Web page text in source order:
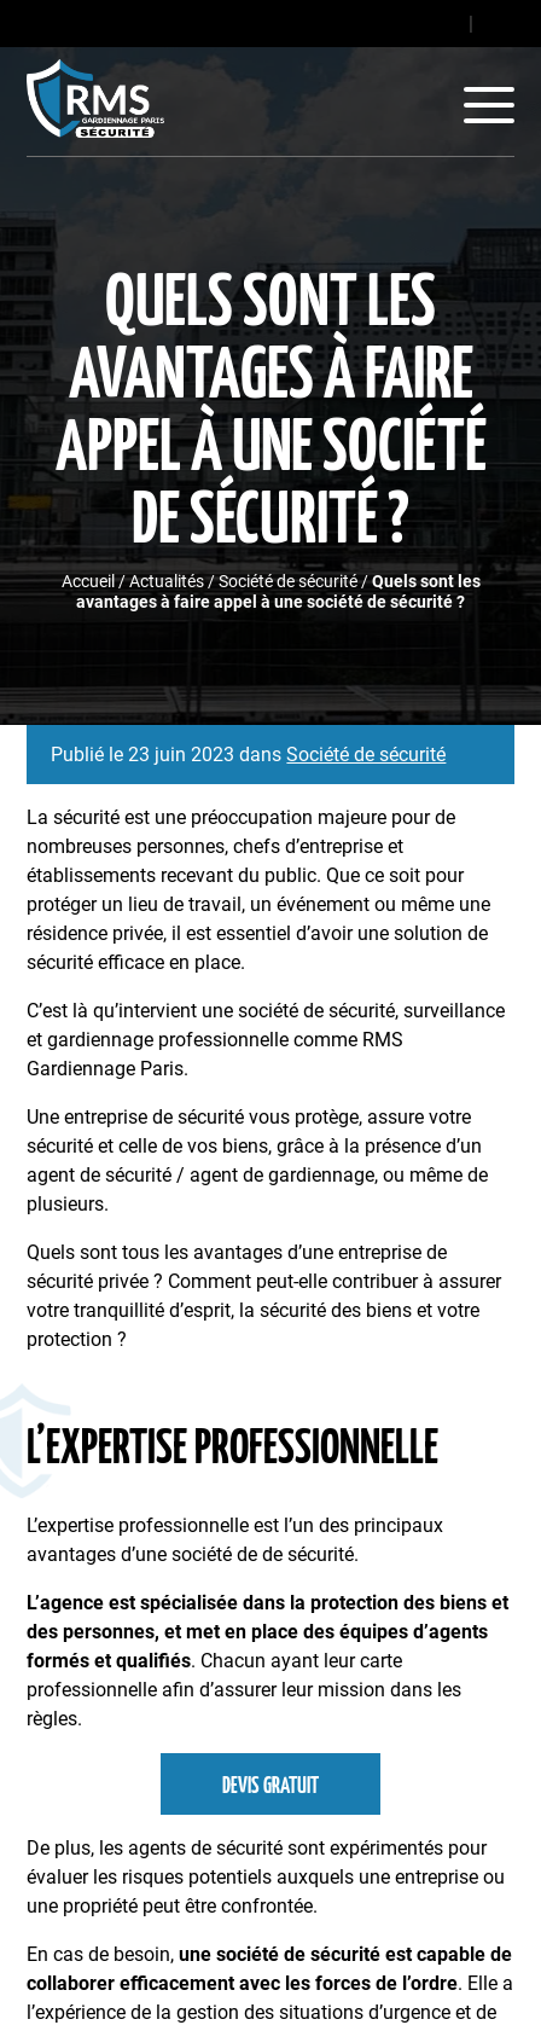
|
QUELS SONT LES
AVANTAGES À FAIRE
APPEL À UNE SOCIÉTÉ
DE SÉCURITÉ ?
Accueil/Actualités/Société de sécurité/Quels sont les
avantages à faire appel à une société de sécurité ?
Publié le 23 juin 2023 dansSociété de sécurité
La sécurité est une préoccupation majeure pour de
nombreuses personnes, chefs d’entreprise et
établissements recevant du public. Que ce soit pour
protéger un lieu de travail, un événement ou même une
résidence privée, il est essentiel d’avoir une solution de
sécurité efficace en place.
C’est là qu’intervient une société de sécurité, surveillance
et gardiennage professionnelle comme RMS
Gardiennage Paris.
Une entreprise de sécurité vous protège, assure votre
sécurité et celle de vos biens, grâce à la présence d’un
agent de sécurité / agent de gardiennage, ou même de
plusieurs.
Quels sont tous les avantages d’une entreprise de
sécurité privée ? Comment peut-elle contribuer à assurer
votre tranquillité d’esprit, la sécurité des biens et votre
protection ?
L’EXPERTISE PROFESSIONNELLE
L’expertise professionnelle est l’un des principaux
avantages d’une société de de sécurité.
L’agence est spécialisée dans la protection des biens et
des personnes, et met en place des équipes d’agents
formés et qualifiés. Chacun ayant leur carte
professionnelle afin d’assurer leur mission dans les
règles.
DEVIS GRATUIT
De plus, les agents de sécurité sont expérimentés pour
évaluer les risques potentiels auxquels une entreprise ou
une propriété peut être confrontée.
En cas de besoin,une société de sécurité est capable de
collaborer efficacement avec les forces de l’ordre. Elle a
l’expérience de la gestion des situations d’urgence et de